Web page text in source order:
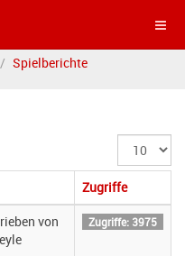
Spielberichte
Anzeige
#
Zugriffe
von
Zugriffe: 3975